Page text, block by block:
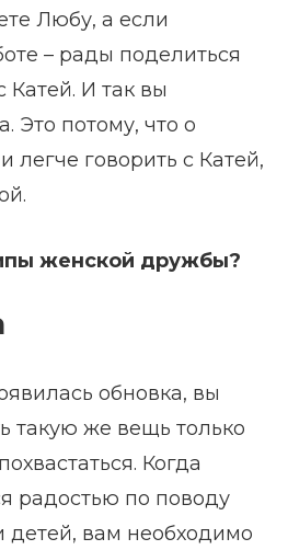
Любу, а если
– рады поделиться
И так вы
Это потому, что о
легче говорить с Катей,
женской дружбы?
обновка, вы
такую же вещь только
Когда
радостью по поводу
детей, вам необходимо